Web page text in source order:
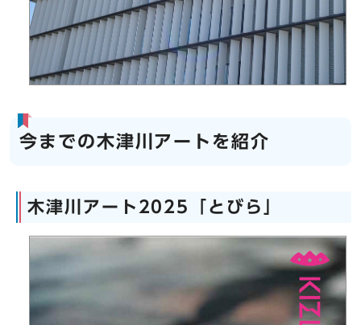
今までの木津川アートを紹介
木津川アート2025「とびら」